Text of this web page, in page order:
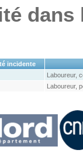
incidente
Laboureur,
Laboureur,